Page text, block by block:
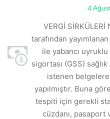
4
VERGİ
tarafından
ile yabancı
sigortası (GSS)
istenen
yapılmıştır. Buna
tespiti için gerekli
cüzdanı, pasaport